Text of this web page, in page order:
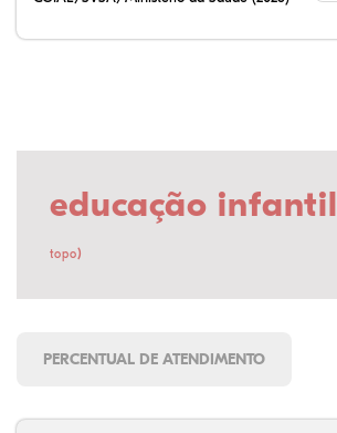
educação infantil
topo)
PERCENTUAL DE ATENDIMENTO